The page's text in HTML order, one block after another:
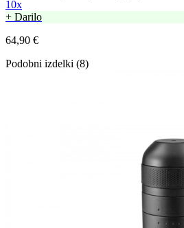
10x
+ Darilo
64,90 €
Podobni izdelki (8)